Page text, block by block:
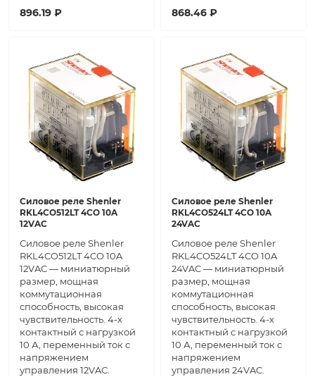
896.19 ₽ 868.46 ₽
Силовое реле Shenler
RKL4CO512LT 4CO 10A
12VAC
Силовое реле Shenler
RKL4CO512LT 4CO 10A
12VAC — миниатюрный
размер, мощная
коммутационная
способность, высокая
чувствительность. 4-х
контактный с нагрузкой
10 А, переменный ток с
напряжением
управления 12VAC.
Силовое реле Shenler
RKL4CO524LT 4CO 10A
24VAC
Силовое реле Shenler
RKL4CO524LT 4CO 10A
24VAC — миниатюрный
размер, мощная
коммутационная
способность, высокая
чувствительность. 4-х
контактный с нагрузкой
10 А, переменный ток с
напряжением
управления 24VAC.